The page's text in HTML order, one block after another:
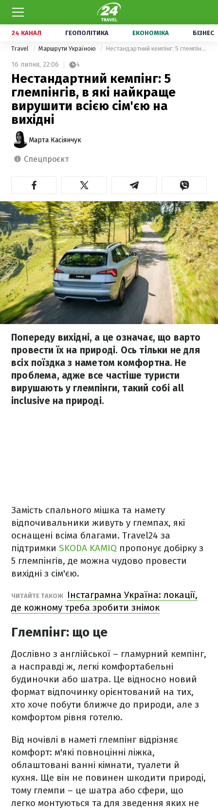
24 КАНАЛ ГЕОПОЛІТИКА ЕКОНОМІКА БІЗНЕС
Travel Маршрути Україною Нестандартний кемпінг: 5 глемпінгів, в які найкраще вирушити всією сім'єю на вихідні
16 липня, 22:06 4
Нестандартний кемпінг: 5
глемпінгів, в які найкраще
вирушити всією сім'єю на
вихідні
Марта Касіянчук
спецпроєкт
Попереду вихідні, а це означає, що варто
провести їх на природі. Ось тільки не для
всіх поїздка з наметом комфортна. Не
проблема, адже все частіше туристи
вирушають у глемпінги, такий собі all
inclusive на природі.
Замість спального мішка та намету
відпочивальники живуть у глемпах, які
оснащені всіма благами. Travel24 за
підтримки SKODA KAMIQ пропонує добірку з
5 глемпінгів, де можна чудово провести
вихідні з сім'єю.
ЧИТАЙТЕ ТАКОЖ
Інстаграмна Україна: локації,
де кожному треба зробити знімок
Глемпінг: що це
Дослівно з англійської – гламурний кемпінг,
а насправді ж, легкі комфортабельні
будиночки або шатра. Це відносно новий
формат відпочинку орієнтований на тих,
хто хоче побути ближче до природи, але з
комфортом рівня готелю.
Від ночівлі в наметі глемпінг відрізняє
комфорт: м'які повноцінні ліжка,
облаштовані ванні кімнати, туалети й
кухня. Ще він не повинен шкодити природі,
тому глемпи – це шатра або сфери, що
легко монтуються та для зведення яких не